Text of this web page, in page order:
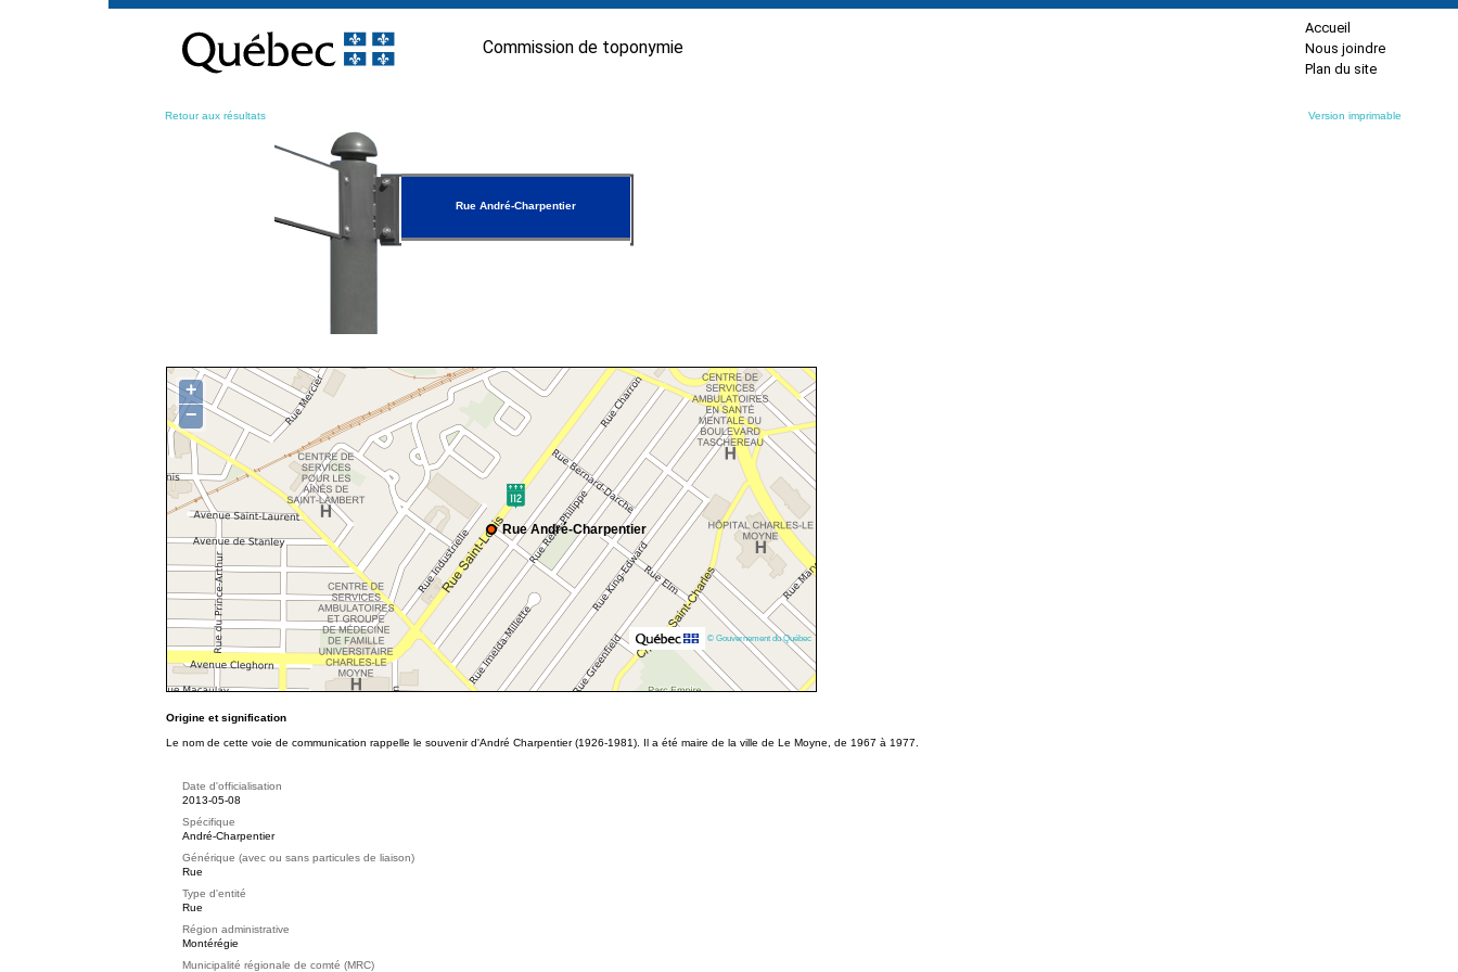
contenu
Commission de toponymie
Accueil
Nous joindre
Plan du site
Retour aux résultats Version imprimable
Rue André-Charpentier
Rue André-Charpentier
+
−
© Gouvernement du Québec
Origine et signification
Le nom de cette voie de communication rappelle le souvenir d'André Charpentier (1926-1981). Il a été maire de la ville de Le Moyne, de 1967 à 1977.
Date d'officialisation
2013-05-08
Spécifique
André-Charpentier
Générique (avec ou sans particules de liaison)
Rue
Type d'entité
Rue
Région administrative
Montérégie
Municipalité régionale de comté (MRC)